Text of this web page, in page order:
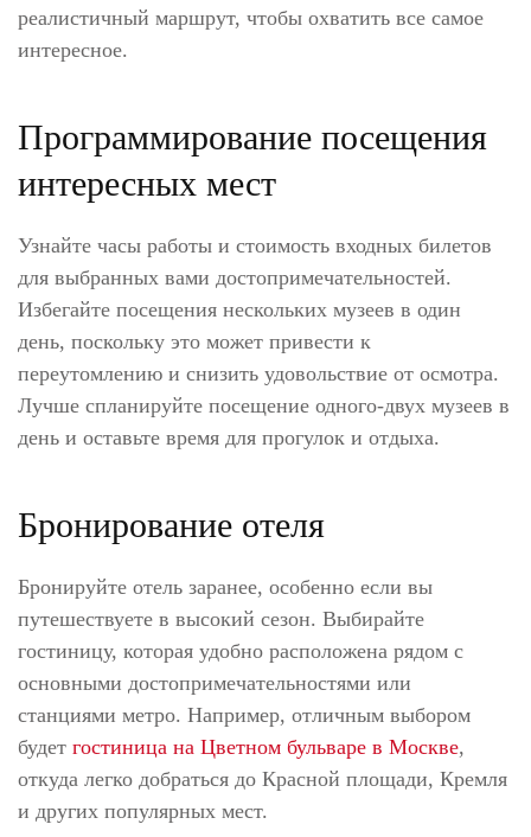
реалистичный маршрут, чтобы охватить все самое
интересное.
Программирование посещения
интересных мест
Узнайте часы работы и стоимость входных билетов
для выбранных вами достопримечательностей.
Избегайте посещения нескольких музеев в один
день, поскольку это может привести к
переутомлению и снизить удовольствие от осмотра.
Лучше спланируйте посещение одного-двух музеев в
день и оставьте время для прогулок и отдыха.
Бронирование отеля
Бронируйте отель заранее, особенно если вы
путешествуете в высокий сезон. Выбирайте
гостиницу, которая удобно расположена рядом с
основными достопримечательностями или
станциями метро. Например, отличным выбором
будет гостиница на Цветном бульваре в Москве,
откуда легко добраться до Красной площади, Кремля
и других популярных мест.